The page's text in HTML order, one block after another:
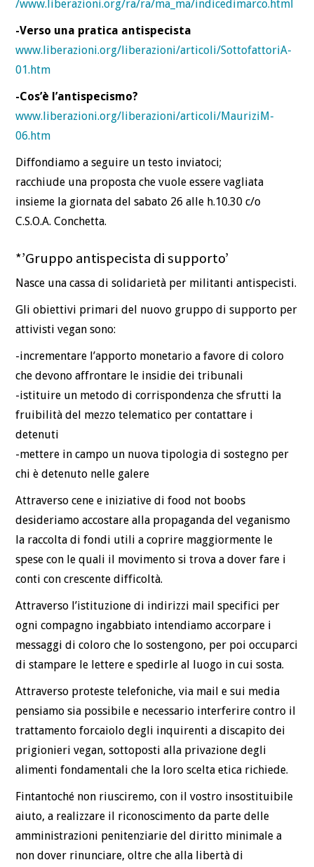
/www.liberazioni.org/ra/ra/ma_ma/indicedimarco.html
-Verso una pratica antispecista
www.liberazioni.org/liberazioni/articoli/SottofattoriA-
01.htm
-Cos’è l’antispecismo?
www.liberazioni.org/liberazioni/articoli/MauriziM-
06.htm
Diffondiamo a seguire un testo inviatoci;
racchiude una proposta che vuole essere vagliata
insieme la giornata del sabato 26 alle h.10.30 c/o
C.S.O.A. Conchetta.
*’Gruppo antispecista di supporto’
Nasce una cassa di solidarietà per militanti antispecisti.
Gli obiettivi primari del nuovo gruppo di supporto per
attivisti vegan sono:
-incrementare l’apporto monetario a favore di coloro
che devono affrontare le insidie dei tribunali
-istituire un metodo di corrispondenza che sfrutti la
fruibilità del mezzo telematico per contattare i
detenuti
-mettere in campo un nuova tipologia di sostegno per
chi è detenuto nelle galere
Attraverso cene e iniziative di food not boobs
desideriamo accostare alla propaganda del veganismo
la raccolta di fondi utili a coprire maggiormente le
spese con le quali il movimento si trova a dover fare i
conti con crescente difficoltà.
Attraverso l’istituzione di indirizzi mail specifici per
ogni compagno ingabbiato intendiamo accorpare i
messaggi di coloro che lo sostengono, per poi occuparci
di stampare le lettere e spedirle al luogo in cui sosta.
Attraverso proteste telefoniche, via mail e sui media
pensiamo sia possibile e necessario interferire contro il
trattamento forcaiolo degli inquirenti a discapito dei
prigionieri vegan, sottoposti alla privazione degli
alimenti fondamentali che la loro scelta etica richiede.
Fintantoché non riusciremo, con il vostro insostituibile
aiuto, a realizzare il riconoscimento da parte delle
amministrazioni penitenziarie del diritto minimale a
non dover rinunciare, oltre che alla libertà di